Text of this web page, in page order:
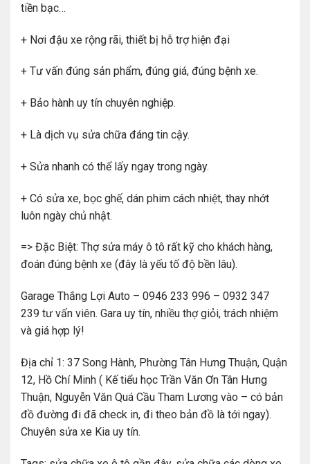
tiền bạc…
+ Nơi đậu xe rộng rãi, thiết bị hỗ trợ hiện đại
+ Tư vấn đúng sản phẩm, đúng giá, đúng bệnh xe.
+ Bảo hành uy tín chuyên nghiệp.
+ Là dịch vụ sửa chữa đáng tin cậy.
+ Sửa nhanh có thể lấy ngay trong ngày.
+ Có sửa xe, bọc ghế, dán phim cách nhiệt, thay nhớt
luôn ngày chủ nhật.
=> Đặc Biệt: Thợ sửa máy ô tô rất kỹ cho khách hàng,
đoán đúng bệnh xe (đây là yếu tố độ bền lâu).
Garage Thắng Lợi Auto – 0946 233 996 – 0932 347
239 tư vấn viên. Gara uy tín, nhiều thợ giỏi, trách nhiệm
và giá hợp lý!
Địa chỉ 1: 37 Song Hành, Phường Tân Hưng Thuận, Quận
12, Hồ Chí Minh ( Kế tiểu học Trần Văn Ơn Tân Hưng
Thuận, Nguyễn Văn Quá Cầu Tham Lương vào – có bản
đồ đường đi đã check in, đi theo bản đồ là tới ngay).
Chuyên sửa xe Kia uy tín.